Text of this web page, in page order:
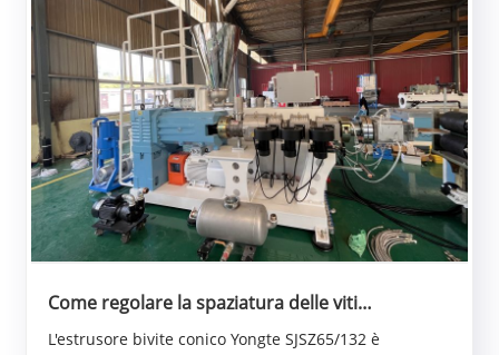
Come regolare la spaziatura delle viti
L'estrusore bivite conico Yongte SJSZ65/132 è